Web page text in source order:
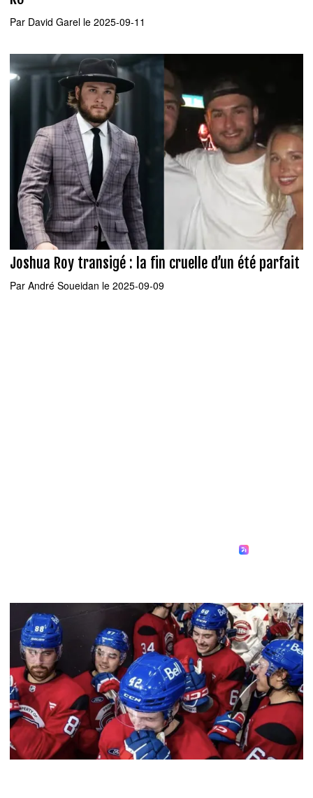
Par David Garel le 2025-09-11
Joshua Roy transigé : la fin cruelle d’un été parfait
Par André Soueidan le 2025-09-09